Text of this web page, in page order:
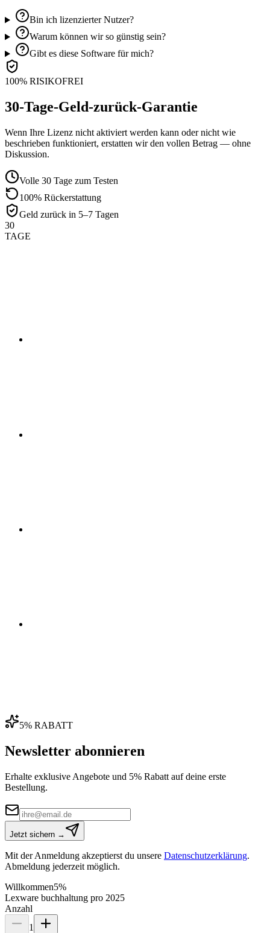
Bin ich lizenzierter Nutzer?
Warum können wir so günstig sein?
Gibt es diese Software für mich?
100% RISIKOFREI
30-Tage-Geld-zurück-Garantie
Wenn Ihre Lizenz nicht aktiviert werden kann oder nicht wie
beschrieben funktioniert, erstatten wir den vollen Betrag — ohne
Diskussion.
Volle 30 Tage zum Testen
100% Rückerstattung
Geld zurück in 5–7 Tagen
30
TAGE
5% RABATT
Newsletter abonnieren
Erhalte exklusive Angebote und 5% Rabatt auf deine erste
Bestellung.
Jetzt sichern →
Mit der Anmeldung akzeptierst du unsere Datenschutzerklärung.
Abmeldung jederzeit möglich.
Willkommen5%
Lexware buchhaltung pro 2025
Anzahl
1